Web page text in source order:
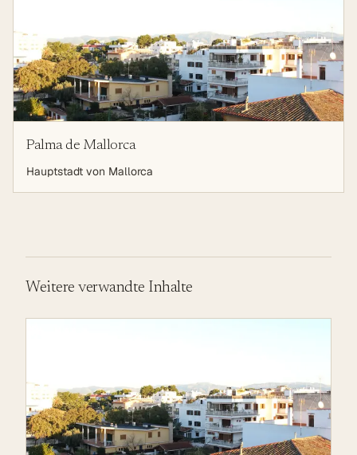
Palma de Mallorca
Hauptstadt von Mallorca
Weitere verwandte Inhalte